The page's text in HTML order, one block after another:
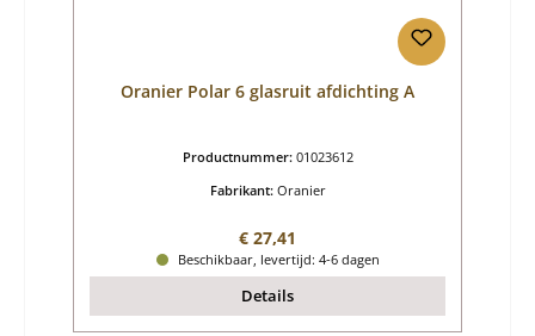
Oranier Polar 6 glasruit afdichting A
Productnummer: 01023612
Fabrikant: Oranier
Normale prijs:
€ 27,41
Beschikbaar, levertijd: 4-6 dagen
Details